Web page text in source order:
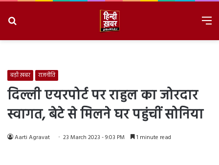
बड़ी ख़बर राजनीति
दिल्ली एयरपोर्ट पर राहुल का जोरदार
स्वागत, बेटे से मिलने घर पहुंचीं सोनिया
Aarti Agravat 23 March 2023 - 9:03 PM 1 minute read